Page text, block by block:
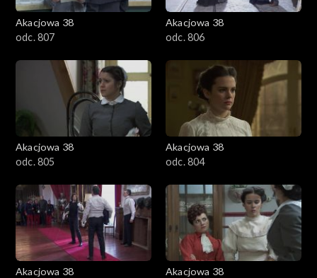
Akacjowa 38
odc. 807
Akacjowa 38
odc. 806
Akacjowa 38
odc. 805
Akacjowa 38
odc. 804
Akacjowa 38
Akacjowa 38